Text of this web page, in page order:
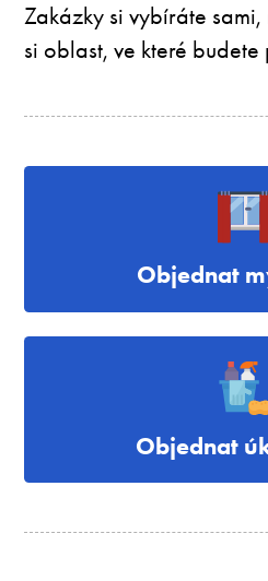
Zakázky si vybíráte
si oblast, ve které
Objednat
Objednat